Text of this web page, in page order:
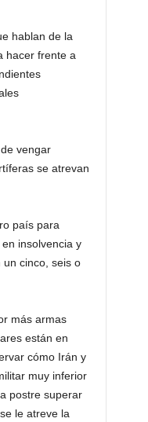
hablan de la
hacer frente a
vengar
se atrevan
país para
insolvencia y
cinco, seis o
más armas
están en
cómo Irán y
muy inferior
postre superar
le atreve la